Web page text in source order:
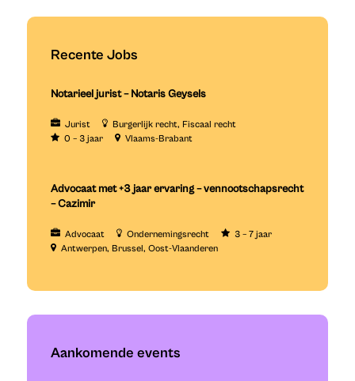
Recente Jobs
Notarieel jurist – Notaris Geysels
Jurist Burgerlijk recht
Fiscaal recht
0 – 3 jaar
Vlaams-Brabant
Advocaat met +3 jaar ervaring – vennootschapsrecht
– Cazimir
Advocaat Ondernemingsrecht
3 – 7 jaar
Antwerpen
Brussel Oost-Vlaanderen
Aankomende events